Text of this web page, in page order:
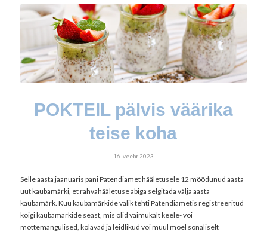
POKTEIL pälvis väärika
teise koha
16. veebr 2023
Selle aasta jaanuaris pani Patendiamet hääletusele 12 möödunud aasta
uut kaubamärki, et rahvahääletuse abiga selgitada välja aasta
kaubamärk. Kuu kaubamärkide valik tehti Patendiametis registreeritud
kõigi kaubamärkide seast, mis olid vaimukalt keele- või
mõttemängulised, kõlavad ja leidlikud või muul moel sõnaliselt